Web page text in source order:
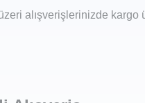
alışverişlerinizde kargo